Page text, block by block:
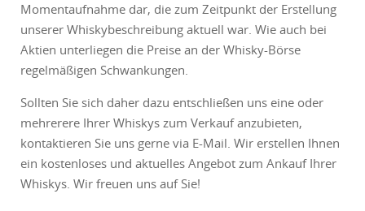
Momentaufnahme dar, die zum Zeitpunkt der Erstellung
unserer Whiskybeschreibung aktuell war. Wie auch bei
Aktien unterliegen die Preise an der Whisky-Börse
regelmäßigen Schwankungen.
Sollten Sie sich daher dazu entschließen uns eine oder
mehrerere Ihrer Whiskys zum Verkauf anzubieten,
kontaktieren Sie uns gerne via E-Mail. Wir erstellen Ihnen
ein kostenloses und aktuelles Angebot zum Ankauf Ihrer
Whiskys. Wir freuen uns auf Sie!